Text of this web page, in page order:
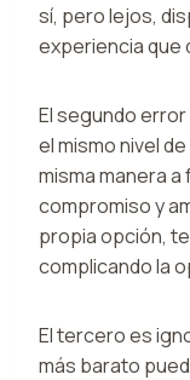
sí, pero lejos,
experiencia que
El segundo
el mismo nivel
misma manera
compromiso y
propia opción,
complicando la
El tercero es
más barato